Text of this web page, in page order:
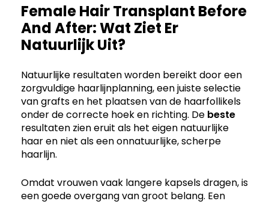
Female Hair Transplant Before
And After: Wat Ziet Er
Natuurlijk Uit?
Natuurlijke resultaten worden bereikt door een
zorgvuldige haarlijnplanning, een juiste selectie
van grafts en het plaatsen van de haarfollikels
onder de correcte hoek en richting. De beste
resultaten zien eruit als het eigen natuurlijke
haar en niet als een onnatuurlijke, scherpe
haarlijn.
Omdat vrouwen vaak langere kapsels dragen, is
een goede overgang van groot belang. Een